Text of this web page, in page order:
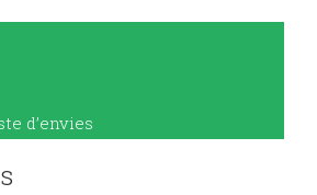
d’envies